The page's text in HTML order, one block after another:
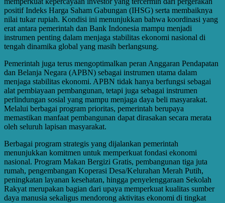
positif Indeks Harga Saham Gabungan (IHSG) serta membaiknya
nilai tukar rupiah. Kondisi ini menunjukkan bahwa koordinasi yang
erat antara pemerintah dan Bank Indonesia mampu menjadi
instrumen penting dalam menjaga stabilitas ekonomi nasional di
tengah dinamika global yang masih berlangsung.
Pemerintah juga terus mengoptimalkan peran Anggaran Pendapatan
dan Belanja Negara (APBN) sebagai instrumen utama dalam
menjaga stabilitas ekonomi. APBN tidak hanya berfungsi sebagai
alat pembiayaan pembangunan, tetapi juga sebagai instrumen
perlindungan sosial yang mampu menjaga daya beli masyarakat.
Melalui berbagai program prioritas, pemerintah berupaya
memastikan manfaat pembangunan dapat dirasakan secara merata
oleh seluruh lapisan masyarakat.
Berbagai program strategis yang dijalankan pemerintah
menunjukkan komitmen untuk memperkuat fondasi ekonomi
nasional. Program Makan Bergizi Gratis, pembangunan tiga juta
rumah, pengembangan Koperasi Desa/Kelurahan Merah Putih,
peningkatan layanan kesehatan, hingga penyelenggaraan Sekolah
Rakyat merupakan bagian dari upaya memperkuat kualitas sumber
daya manusia sekaligus mendorong aktivitas ekonomi di tingkat